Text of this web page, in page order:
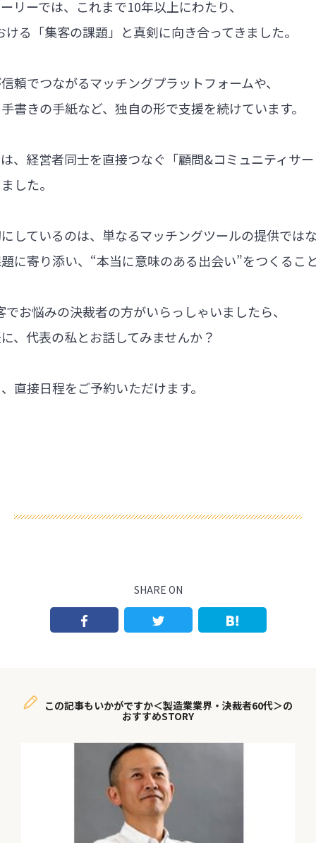
リーでは、これまで10年以上にわたり、
る「集客の課題」と真剣に向き合ってきました。
頼でつながるマッチングプラットフォームや、
書きの手紙など、独自の形で支援を続けています。
、経営者同士を直接つなぐ「顧問&コミュニティサ
した。
しているのは、単なるマッチングツールの提供では
に寄り添い、“本当に意味のある出会い”をつくるこ
お悩みの決裁者の方がいらっしゃいましたら、
、代表の私とお話してみませんか？
直接日程をご予約いただけます。
SHARE ON
この記事もいかがですか＜製造業業界・決裁者60代＞の
おすすめSTORY